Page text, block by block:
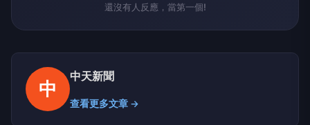
還沒有人反應，當第一個!
中
中天新聞
查看更多文章 →